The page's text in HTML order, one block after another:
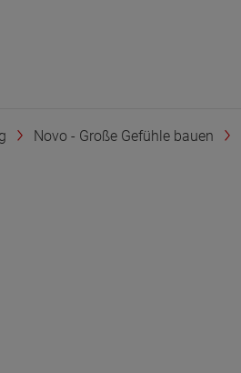
Novo - Große Gefühle bauen